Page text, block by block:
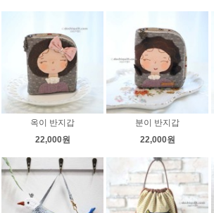
옥이 반지갑
22,000원
분이 반지갑
22,000원